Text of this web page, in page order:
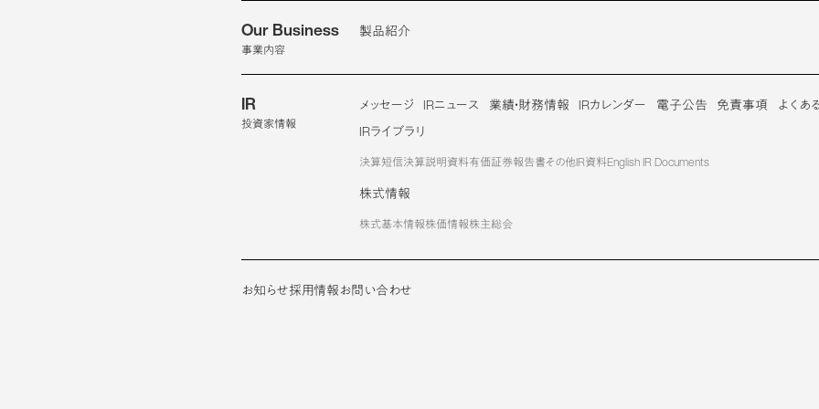
Our Business
事業内容
製品紹介
IR
投資家情報
メッセージ IRニュース 業績・財務情報 IRカレンダー 電子公告 免責事項
よくあ
IRライブラリ
決算短信決算説明資料有価証券報告書その他IR資料English IR Documents
株式情報
株式基本情報株価情報株主総会
お知らせ採用情報お問い合わせ